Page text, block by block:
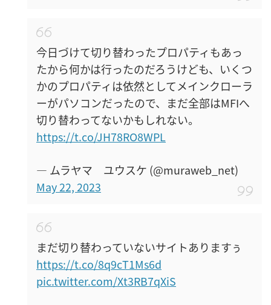
今日づけて切り替わったプロパティもあっ
たから何かは行ったのだろうけども、いくつ
かのプロパティは依然としてメインクローラ
ーがパソコンだったので、まだ全部はMFIへ
切り替わってないかもしれない。
https://t.co/JH78RO8WPL
— ムラヤマ ユウスケ (@muraweb_net)
May 22, 2023
まだ切り替わっていないサイトありますぅ
https://t.co/8q9cT1Ms6d
pic.twitter.com/Xt3RB7qXiS